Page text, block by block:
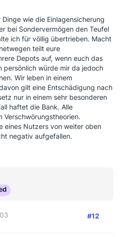
wie die Einlagensicherung
bei Sondervermögen den Teufel
ich für völlig übertrieben. Macht
teilt eure
Depots auf, wenn euch das
persönlich würde mir da jedoch
Wir leben in einem
gilt eine Entschädigung nach
nur in einem sehr besonderen
haftet die Bank. Alle
Verschwörungstheorien.
eines Nutzers von weiter oben
negativ aufgefallen.
#12